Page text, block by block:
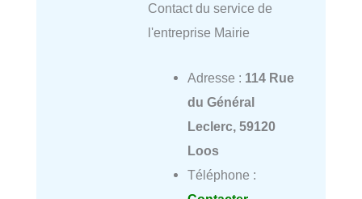
Contact du service de
l'entreprise Mairie
Adresse : 114 Rue
du Général
Leclerc, 59120
Loos
Téléphone :